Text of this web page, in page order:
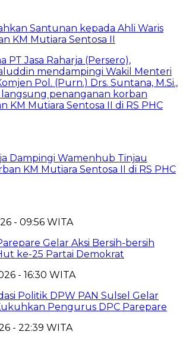
Santunan kepada Ahli Waris
KM Mutiara Sentosa II
Dampingi Wamenhub Tinjau
KM Mutiara Sentosa II di RS PHC
- 09:56 WITA
Gelar Aksi Bersih-bersih
ke-25 Partai Demokrat
- 16:30 WITA
Politik DPW PAN Sulsel Gelar
Pengurus DPC Parepare
- 22:39 WITA